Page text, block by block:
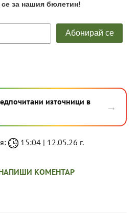
източници в
→
15:04 | 12.05.26 г.
КОМЕНТАР